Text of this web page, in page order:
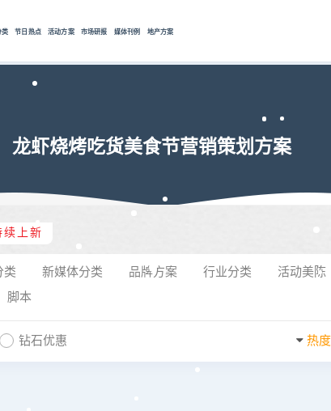
类 节日热点 活动方案 市场研报 媒体刊例 地产方案
龙虾烧烤吃货美食节营销策划方案
续上新
类 新媒体分类 品牌方案 行业分类 活动美陈
脚本
钻石优惠 热度